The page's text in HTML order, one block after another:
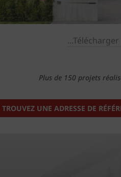
Plus de 150 projets
TROUVEZ UNE ADRESSE DE